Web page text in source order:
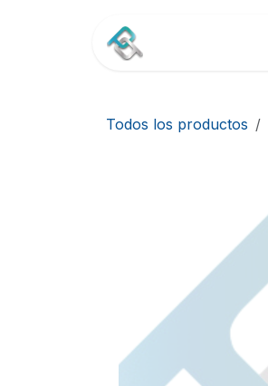
Todos los productos